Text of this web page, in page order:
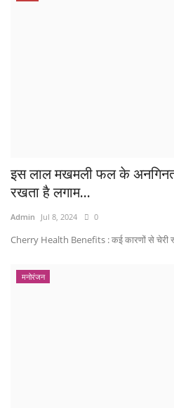
इस लाल मखमली फल के
रखता है लगाम...
Admin Jul 8, 2024 0
Cherry Health Benefits : कई कारणों से चेरी
मनोरंजन